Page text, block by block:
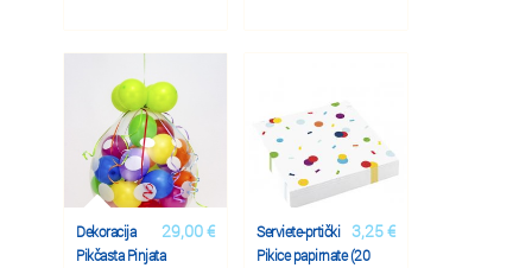
29,00 €
Dekoracija
Pikčasta Pinjata
3,25 €
Serviete-prtički
Pikice papirnate (20